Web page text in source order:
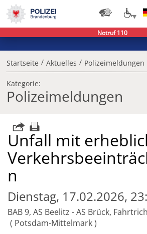
Startseite / Aktuelles / Polizeimeldungen
Kategorie:
Polizeimeldungen
Unfall mit
n
Dienstag, 17.02.2026,
BAB 9, AS Beelitz - AS Brück,
Potsdam-Mittelmark
Notruf 110